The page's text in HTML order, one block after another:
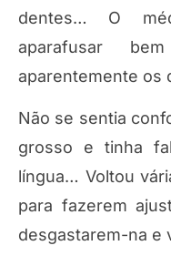
dentes… O
aparafusar
aparentemente os
Não se sentia
grosso e tinha
língua… Voltou
para fazerem
desgastarem-na e